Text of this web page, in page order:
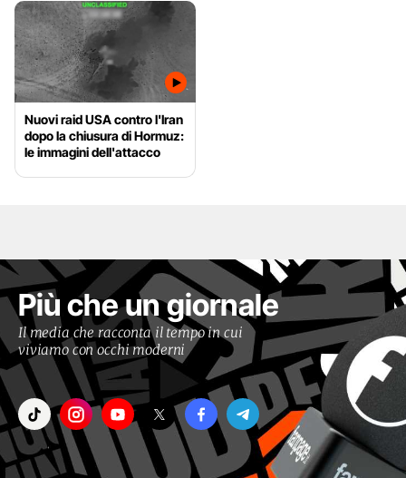
Nuovi raid USA contro l'Iran
dopo la chiusura di Hormuz:
le immagini dell'attacco
Più che un giornale
Il media che racconta il tempo in cui
viviamo con occhi moderni